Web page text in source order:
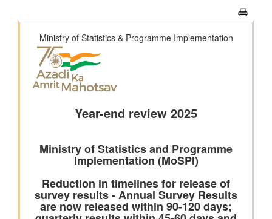
पढ़ाई पूरी करने में छात्रवृत्ति सहायता ने कैसे मदद की
वित्तीय बाधाओं से लेकर तकनीकी आकांक्षाओं तक: यारा महेश को बी.टेक की
पढ़ाई पूरी करने में छात्रवृत्ति सहायता ने कैसे मदद की